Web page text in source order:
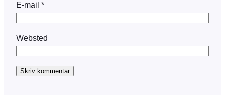
E-mail *
Websted